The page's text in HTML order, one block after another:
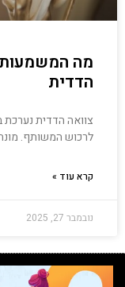
מה המשמעות
הדדית
צוואה הדדית נערכת
לרכוש המשותף.
קרא עוד »
נובמבר 27, 2025